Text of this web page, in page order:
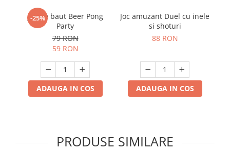
-25%
Joc de baut Beer Pong
Party
79 RON
59 RON
ADAUGA IN COS
Joc amuzant Duel cu inele
si shoturi
88 RON
ADAUGA IN COS
PRODUSE SIMILARE